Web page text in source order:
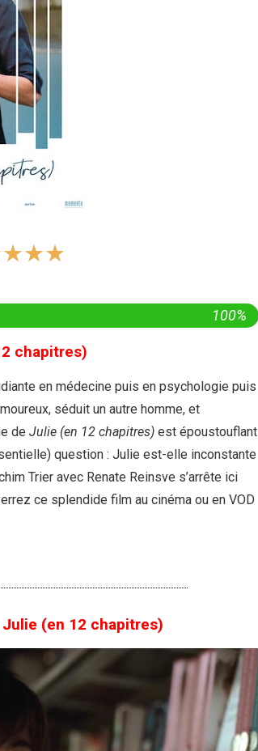
☆☆☆
100%
chapitres)
en médecine puis en psychologie puis
séduit un autre homme, et
de Julie (en 12 chapitres) est époustouflant
question : Julie est-elle inconstante
Trier avec Renate Reinsve s’arrête ici
ce splendide film au cinéma ou en VOD
Julie (en 12 chapitres)